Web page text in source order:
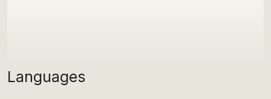
Languages